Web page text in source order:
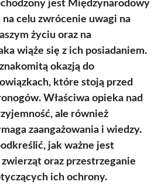
jest Międzynarodowy
na celu zwrócenie uwagi na
życiu oraz na
wiąże się z ich posiadaniem.
okazją do
które stoją przed
Właściwa opieka nad
ale również
zaangażowania i wiedzy.
jak ważne jest
oraz przestrzeganie
ich ochrony.